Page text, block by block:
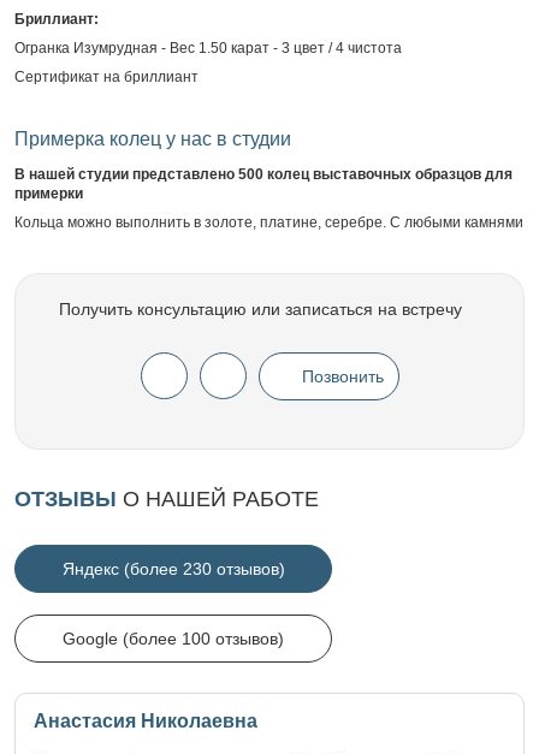
Бриллиант:
Огранка Изумрудная - Вес 1.50 карат - 3 цвет / 4 чистота
Сертификат на бриллиант
Примерка колец у нас в студии
В нашей студии представлено 500 колец выставочных образцов для
примерки
Кольца можно выполнить в золоте, платине, серебре. С любыми камнями
Получить консультацию или записаться на встречу
Позвонить
ОТЗЫВЫ О НАШЕЙ РАБОТЕ
Яндекс (более 230 отзывов)
Google (более 100 отзывов)
Анастасия Николаевна